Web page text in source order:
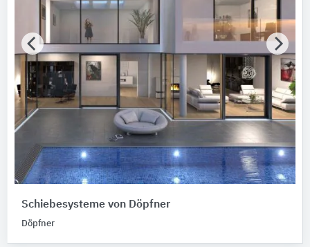
Schiebesysteme von Döpfner
Döpfner